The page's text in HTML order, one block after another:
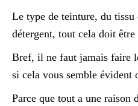
Le type de teinture, du
détergent, tout cela doit
Bref, il ne faut jamais faire
si cela vous semble évident
Parce que tout a une raison